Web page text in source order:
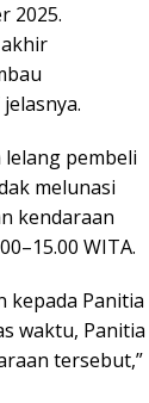
2025.
pembeli
melunasi
kendaraan
WITA.
kepada Panitia
waktu, Panitia
tersebut,”